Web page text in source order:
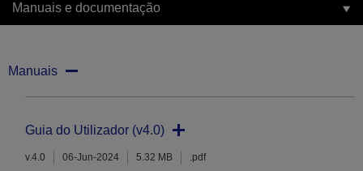
Manuais e documentação
Manuais
Guia do Utilizador (v4.0)
v.4.0 06-Jun-2024 5.32 MB .pdf